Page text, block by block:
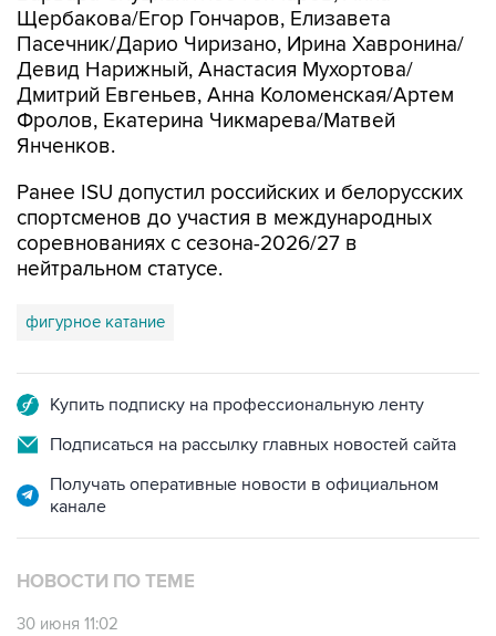
Щербакова/Егор Гончаров, Елизавета
Пасечник/Дарио Чиризано, Ирина Хавронина/
Девид Нарижный, Анастасия Мухортова/
Дмитрий Евгеньев, Анна Коломенская/Артем
Фролов, Екатерина Чикмарева/Матвей
Янченков.
Ранее ISU допустил российских и белорусских
спортсменов до участия в международных
соревнованиях с сезона-2026/27 в
нейтральном статусе.
фигурное катание
Купить подписку на профессиональную ленту
Подписаться на рассылку главных новостей сайта
Получать оперативные новости в официальном
канале
НОВОСТИ ПО ТЕМЕ
30 июня 11:02